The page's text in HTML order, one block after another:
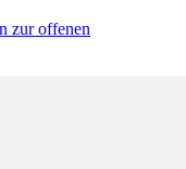
zur offenen